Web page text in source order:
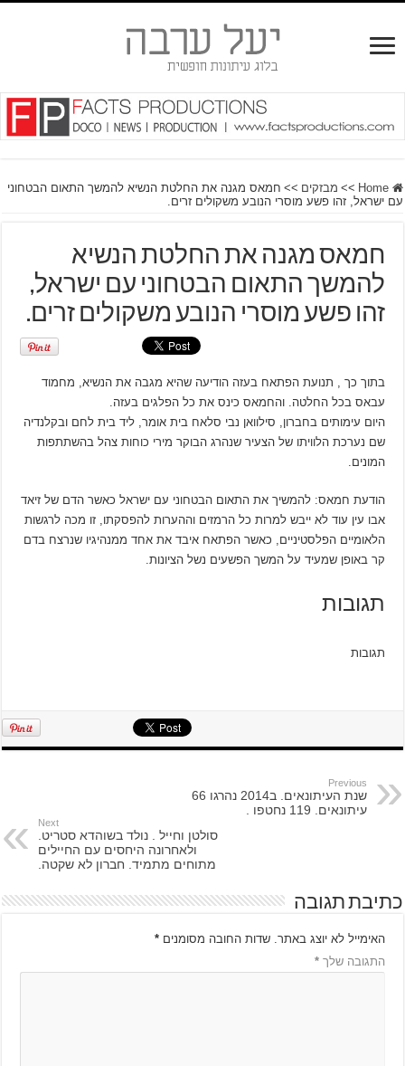
Home
>> מבזקים >> חמאס מגנה את החלטת הנשיא להמשך התאום הבטחוני
עם ישראל, זהו פשע מוסרי הנובע משקולים זרים.
חמאס מגנה את החלטת הנשיא
להמשך התאום הבטחוני עם ישראל,
זהו פשע מוסרי הנובע משקולים זרים.
בתוך כך , תנועת הפתאח בעזה הודיעה שהיא מגבה את הנשיא, מחמוד
עבאס בכל החלטה. והחמאס כינס את כל הפלגים בעזה.
היום עימותים בחברון, סילוואן נבי סלאח בית אומר, ליד בית לחם ובקלנדיה
שם נערכת הלוויתו של הצעיר שנהרג הבוקר מירי כוחות צהל בהשתתפות
המונים.
הודעת חמאס: להמשיך את התאום הבטחוני עם ישראל כאשר הדם של זיאד
אבו עין עוד לא ייבש למרות כל הרמזים וההערות להפסקתו, זו מכה לרגשות
הלאומיים הפלסטיניים, כאשר הפתאח איבד את אחד ממנהיגיו שנרצח בדם
קר באופן שמעיד על המשך הפשעים נשל הציונות.
תגובות
תגובות
Previous
שנת העיתונאים. ב2014 נהרגו 66
עיתונאים. 119 נחטפו .
Next
סולטן וחייל . נולד בשוהדא סטריט.
ולאחרונה היחסים עם החיילים
מתוחים מתמיד. חברון לא שקטה.
כתיבת תגובה
האימייל לא יוצג באתר. שדות החובה מסומנים*
התגובה שלך*